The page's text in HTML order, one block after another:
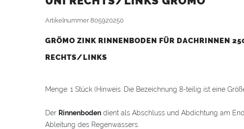
Artikelnummer805920250
GRÖMO ZINK RINNENBODEN FÜR DACHRINNEN
RECHTS/LINKS
Menge: 1 Stück (Hinweis: Die Bezeichnung 8-teilig ist eine
Der Rinnenboden dient als Abschluss und Abdichtung am
Ableitung des Regenwassers.